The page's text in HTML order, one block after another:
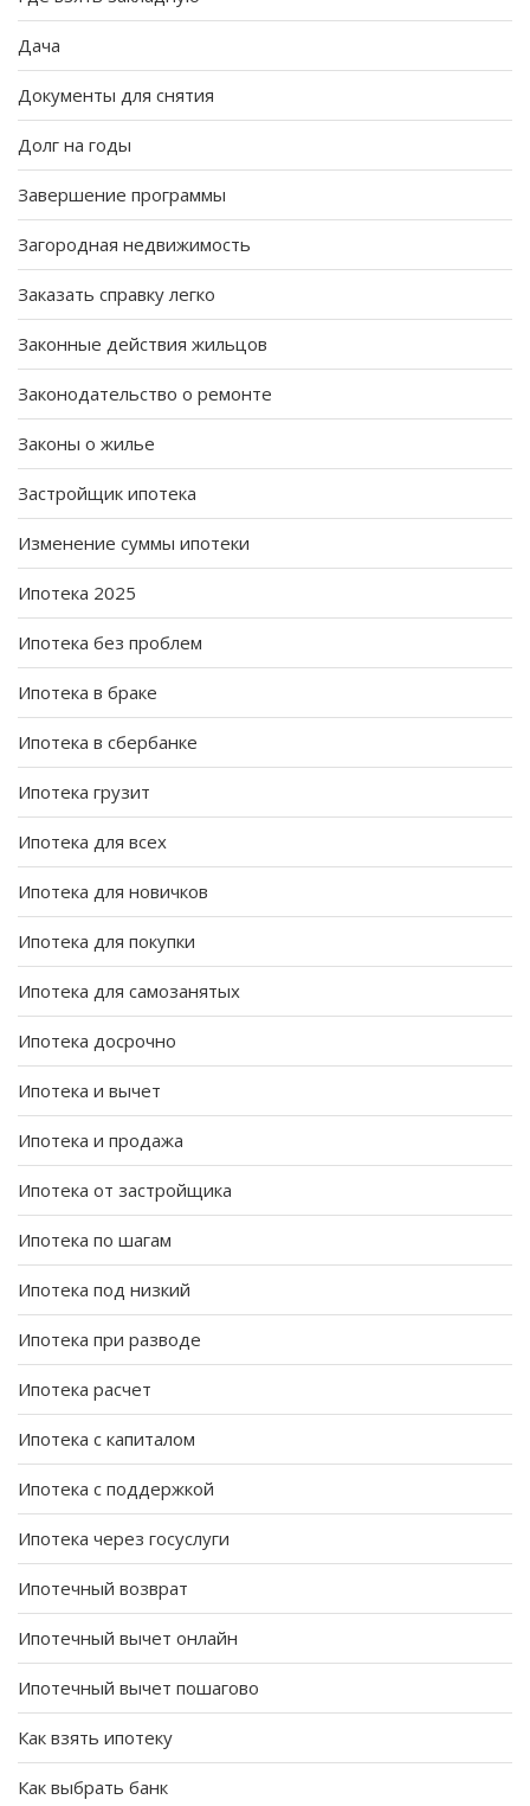
Дача
Документы для снятия
Долг на годы
Завершение программы
Загородная недвижимость
Заказать справку легко
Законные действия жильцов
Законодательство о ремонте
Законы о жилье
Застройщик ипотека
Изменение суммы ипотеки
Ипотека 2025
Ипотека без проблем
Ипотека в браке
Ипотека в сбербанке
Ипотека грузит
Ипотека для всех
Ипотека для новичков
Ипотека для покупки
Ипотека для самозанятых
Ипотека досрочно
Ипотека и вычет
Ипотека и продажа
Ипотека от застройщика
Ипотека по шагам
Ипотека под низкий
Ипотека при разводе
Ипотека расчет
Ипотека с капиталом
Ипотека с поддержкой
Ипотека через госуслуги
Ипотечный возврат
Ипотечный вычет онлайн
Ипотечный вычет пошагово
Как взять ипотеку
Как выбрать банк